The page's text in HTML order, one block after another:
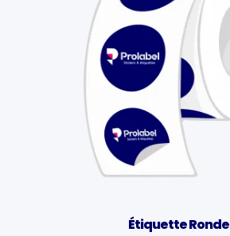
Étiquette Ronde